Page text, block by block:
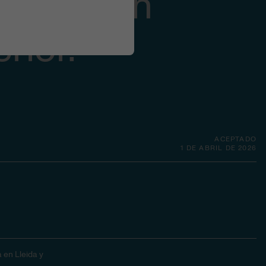
ACEPTADO
1 DE ABRIL DE 2026
en Lleida y